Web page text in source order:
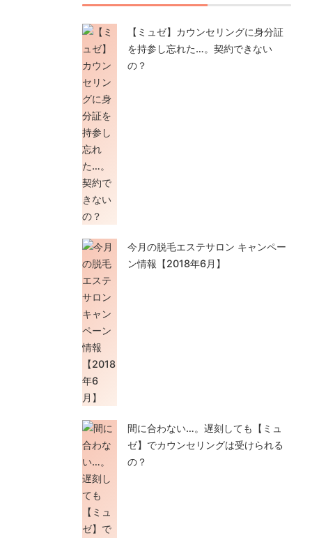
【ミュゼ】カウンセリングに身分証
を持参し忘れた…。契約できない
の？
今月の脱毛エステサロン キャンペー
ン情報【2018年6月】
間に合わない…。遅刻しても【ミュ
ゼ】でカウンセリングは受けられる
の？